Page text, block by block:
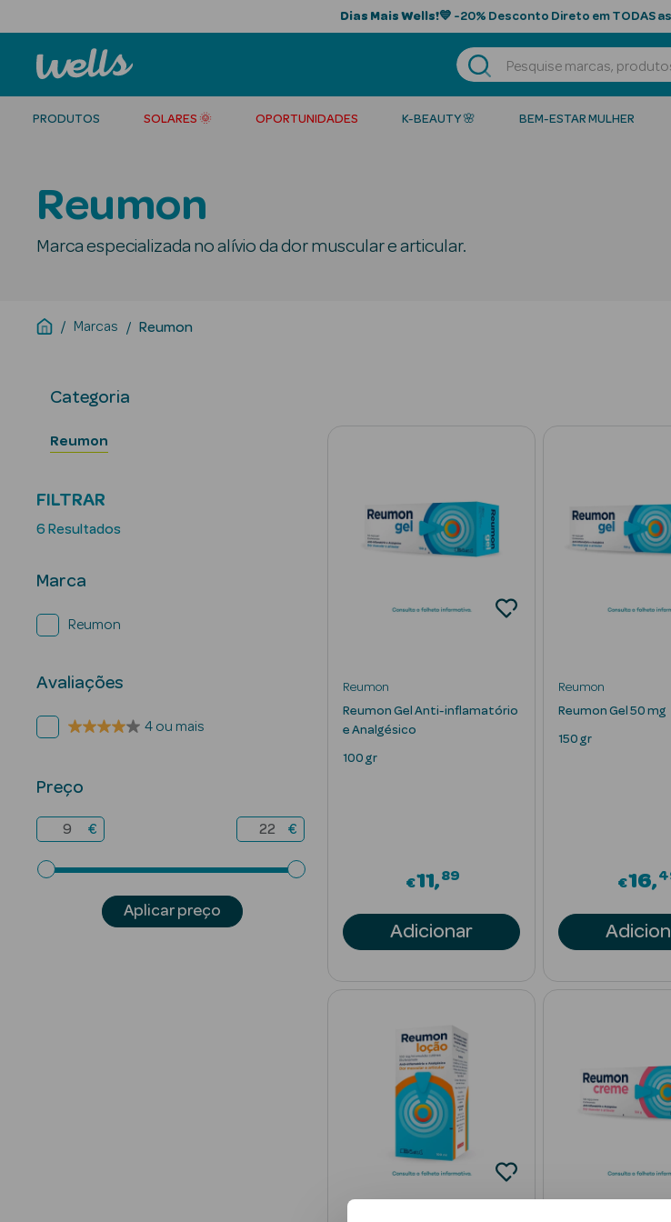
Dias Mais Wells!💙 -20% Desconto Direto em TODAS as
PRODUTOS SOLARES 🌞 OPORTUNIDADES K-BEAUTY 🌸 BEM-ESTAR MULHER
Reumon
Marca especializada no alívio da dor muscular e articular.
Marcas Reumon
Categoria
Reumon
FILTRAR
6 Resultados
Marca
Reumon
Avaliações
4 ou mais
Preço
€ €
Aplicar preço
Reumon
Reumon Gel Anti-inflamatório
e Analgésico
100 gr
€11 89
Adicionar
Reumon
Reumon Gel 50 mg
150 gr
€16